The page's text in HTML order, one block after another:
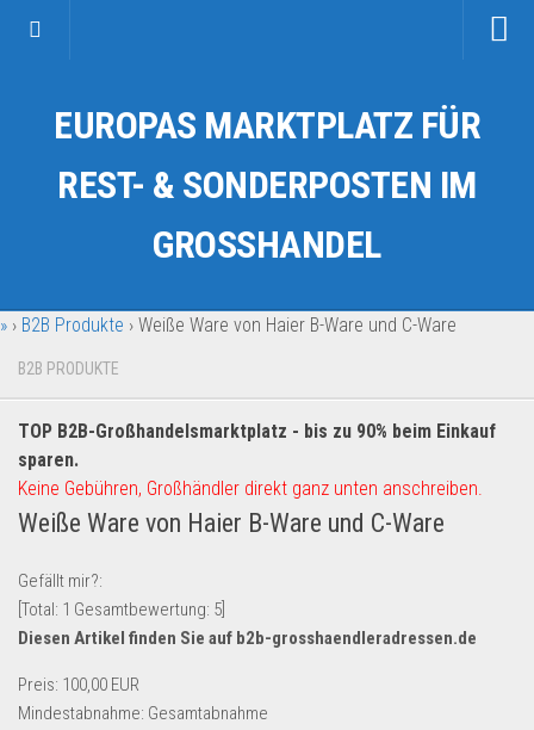
Kategorien
Auto & Motorrad
Fahrzeuge & Transport
Garten & Werkzeug
Geschäft, Büro & Schreibwaren
Geschenkartikel
Handy und Smartphone
Kosmetik & Pflege
Multimedia & Elektro
Münzen
Spielzeug & Games
Schuhe & Accessoires
EUROPAS MARKTPLATZ FÜR
REST- & SONDERPOSTEN IM
GROSSHANDEL
» › B2B Produkte › Weiße Ware von Haier B-Ware und C-Ware
B2B PRODUKTE
TOP B2B-Großhandelsmarktplatz - bis zu 90% beim Einkauf
sparen.
Keine Gebühren, Großhändler direkt ganz unten anschreiben.
Weiße Ware von Haier B-Ware und C-Ware
Gefällt mir?:
[Total: 1 Gesamtbewertung: 5
Diesen Artikel finden Sie auf b2b-grosshaendleradressen.de
Preis: 100,00 EUR
Mindestabnahme: Gesamtabnahme